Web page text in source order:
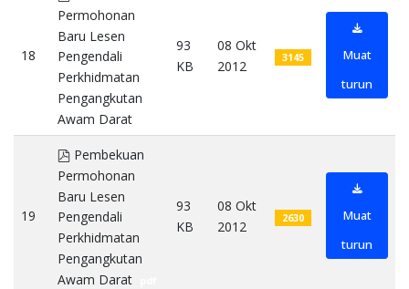
18
Permohonan
Baru Lesen
Pengendali
Perkhidmatan
Pengangkutan
Awam Darat
93
KB
08 Okt
2012
3145
Muat
turun
19
pdf
Pembekuan
Permohonan
Baru Lesen
Pengendali
Perkhidmatan
Pengangkutan
Awam Darat
93
KB
08 Okt
2012
2630
Muat
turun